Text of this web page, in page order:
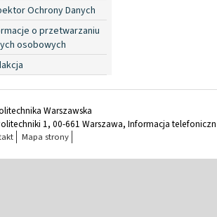
Ochrony Danych
o przetwarzaniu
osobowych
Warszawska
1, 00-661 Warszawa, Informacja
Mapa strony